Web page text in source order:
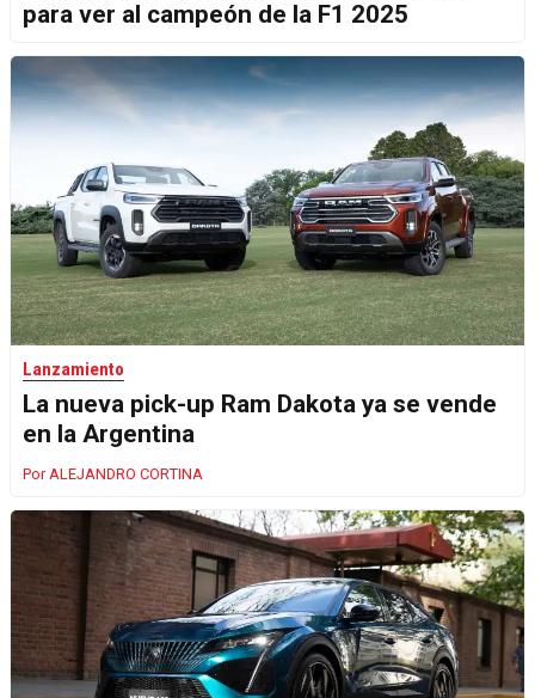
para ver al campeón de la F1 2025
Lanzamiento
La nueva pick-up Ram Dakota ya se vende
en la Argentina
ALEJANDRO CORTINA